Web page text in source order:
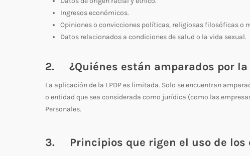
Ingresos económicos.
Opiniones o convicciones políticas, religiosas filosóficas o
Datos relacionados a condiciones de salud o la vida sexual.
2. ¿Quiénes están amparados por la
La aplicación de la LPDP es limitada. Solo se encuentran
o entidad que sea considerada como jurídica (como las
Personales.
3. Principios que rigen el uso de los